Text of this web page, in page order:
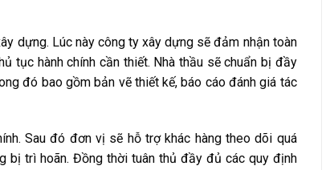
dựng. Lúc này công ty xây dựng sẽ đảm nhận toàn
tục hành chính cần thiết. Nhà thầu sẽ chuẩn bị đầy
đó bao gồm bản vẽ thiết kế, báo cáo đánh giá tác
Sau đó đơn vị sẽ hỗ trợ khác hàng theo dõi quá
bị trì hoãn. Đồng thời tuân thủ đầy đủ các quy định